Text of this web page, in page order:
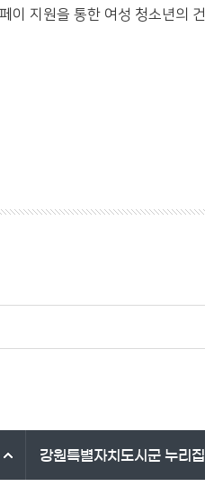
이 지원을 통한 여성 청소년의 건
강원특별자치도시군 누리집